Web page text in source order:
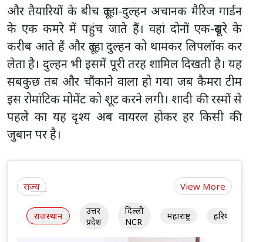
और तैयारियों के बीच दूल्हा-दुल्हन अचानक मैरिज गार्डन
के एक कमरे में पहुंच जाते हैं। वहां दोनों एक-दूसरे के
करीब आते हैं और दूल्हा दुल्हन को थामकर लिपलॉक कर
लेता है। दुल्हन भी इसमें पूरी तरह शामिल दिखती है। यह
सबकुछ तब और चौंकाने वाला हो गया जब कैमरा टीम
इस रोमांटिक मोमेंट को शूट करने लगी। शादी की रस्मों से
पहले का यह दृश्य अब वायरल होकर हर किसी की
जुबान पर है।
राज्य View More
राजस्थान
उत्तर
प्रदेश
दिल्ली
NCR
महाराष्ट्र हरियाणा